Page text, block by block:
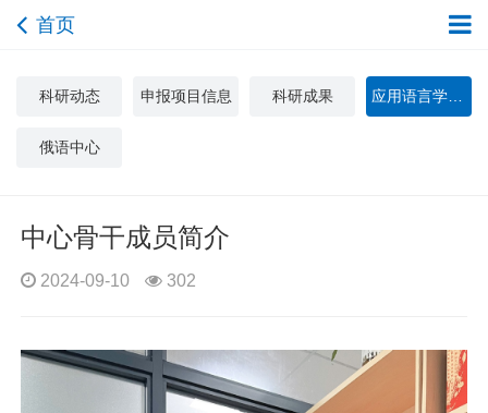
首页
科研动态 申报项目信息 科研成果
俄语中心
中心骨干成员简介
2024-09-10 302